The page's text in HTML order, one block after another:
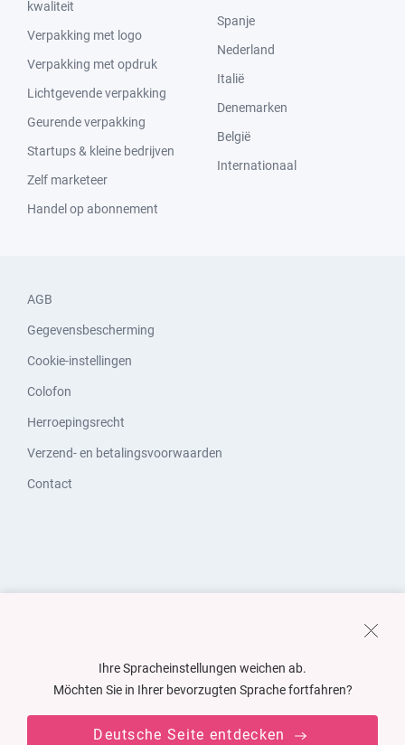
kwaliteit
Verpakking met logo
Verpakking met opdruk
Lichtgevende verpakking
Geurende verpakking
Startups & kleine bedrijven
Zelf marketeer
Handel op abonnement
Spanje
Nederland
Italië
Denemarken
België
Internationaal
AGB
Gegevensbescherming
Cookie-instellingen
Colofon
Herroepingsrecht
Verzend- en betalingsvoorwaarden
Contact
Ihre Spracheinstellungen weichen ab.
Möchten Sie in Ihrer bevorzugten Sprache fortfahren?
Deutsche Seite entdecken